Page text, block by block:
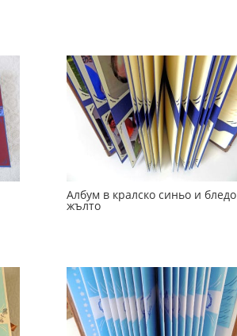
Албум в кралско синьо и бледо
жълто